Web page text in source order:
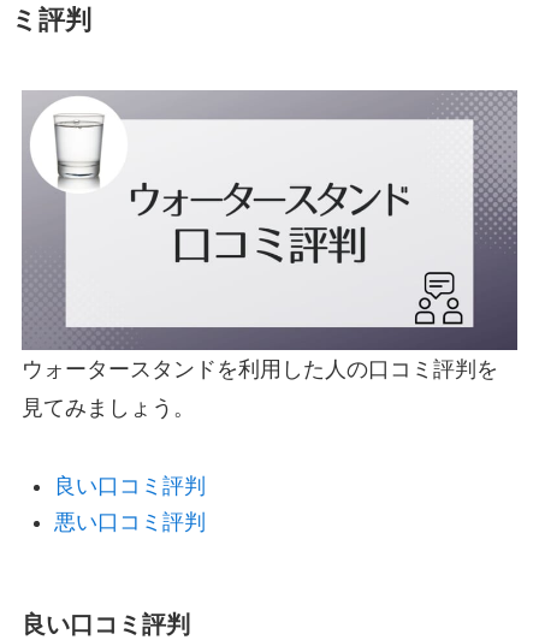
ミ評判
ウォータースタンドを利用した人の口コミ評判を
見てみましょう。
良い口コミ評判
悪い口コミ評判
良い口コミ評判